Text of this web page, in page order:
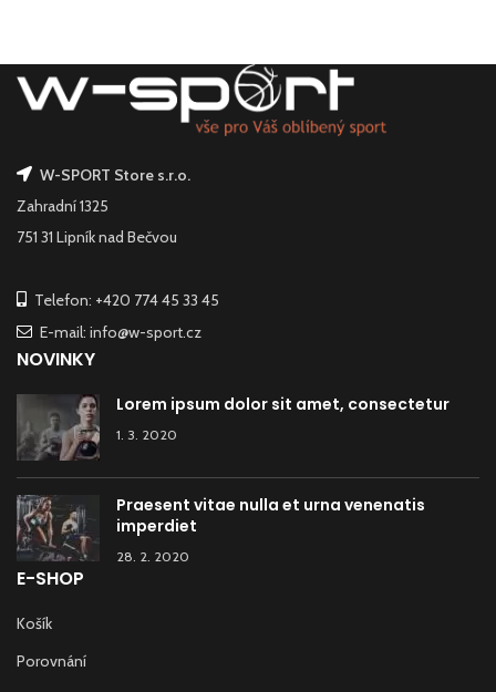
W-SPORT Store s.r.o.
Zahradní 1325
751 31 Lipník nad Bečvou
Telefon: +420 774 45 33 45
E-mail: info@w-sport.cz
NOVINKY
Lorem ipsum dolor sit amet, consectetur
1. 3. 2020
Praesent vitae nulla et urna venenatis
imperdiet
28. 2. 2020
E-SHOP
Košík
Porovnání